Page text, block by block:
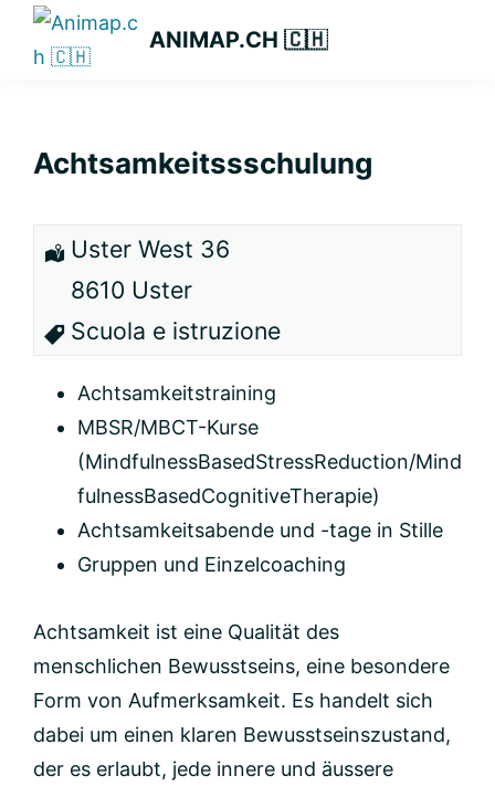
Passa
Passa
Passa
primaria
ANIMAP.CH 🇨🇭
Achtsamkeitssschulung
Uster West 36
8610 Uster
Scuola e istruzione
Achtsamkeitstraining
MBSR/MBCT-Kurse
(MindfulnessBasedStressReduction/Mind
fulnessBasedCognitiveTherapie)
Achtsamkeitsabende und -tage in Stille
Gruppen und Einzelcoaching
Achtsamkeit ist eine Qualität des
menschlichen Bewusstseins, eine besondere
Form von Aufmerksamkeit. Es handelt sich
dabei um einen klaren Bewusstseinszustand,
der es erlaubt, jede innere und äussere